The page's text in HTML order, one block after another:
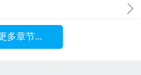
多章节...